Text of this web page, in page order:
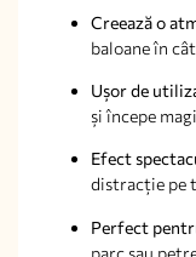
Creează o
baloane în
Ușor de
și începe
Efect
distracție pe
Perfect
parc sau